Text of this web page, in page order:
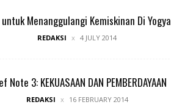
untuk Menanggulangi Kemiskinan Di Yogya
REDAKSI 4 JULY 2014
Note 3: KEKUASAAN DAN PEMBERDAYAAN
REDAKSI 16 FEBRUARY 2014